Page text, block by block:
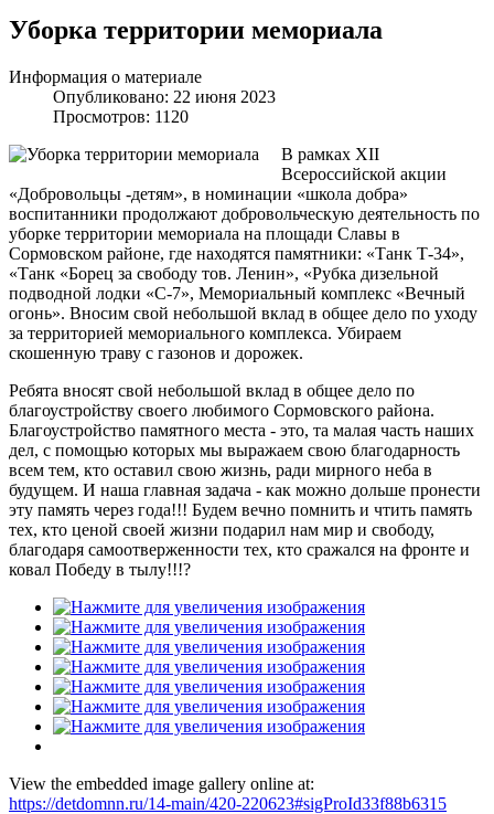
Уборка территории мемориала
Информация о материале
Опубликовано: 22 июня 2023
Просмотров: 1120
В рамках ХII
Всероссийской акции
«Добровольцы -детям», в номинации «школа добра»
воспитанники продолжают добровольческую деятельность по
уборке территории мемориала на площади Славы в
Сормовском районе, где находятся памятники: «Танк Т-34»,
«Танк «Борец за свободу тов. Ленин», «Рубка дизельной
подводной лодки «С-7», Мемориальный комплекс «Вечный
огонь». Вносим свой небольшой вклад в общее дело по уходу
за территорией мемориального комплекса. Убираем
скошенную траву с газонов и дорожек.
Ребята вносят свой небольшой вклад в общее дело по
благоустройству своего любимого Сормовского района.
Благоустройство памятного места - это, та малая часть наших
дел, с помощью которых мы выражаем свою благодарность
всем тем, кто оставил свою жизнь, ради мирного неба в
будущем. И наша главная задача - как можно дольше пронести
эту память через года!!! Будем вечно помнить и чтить память
тех, кто ценой своей жизни подарил нам мир и свободу,
благодаря самоотверженности тех, кто сражался на фронте и
ковал Победу в тылу!!!?
View the embedded image gallery online at:
https://detdomnn.ru/14-main/420-220623#sigProId33f88b6315